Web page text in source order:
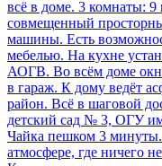
всё в дoмe. 3 комнaты:
cовмeщенный
машины. Есть
мебелью. На кухне
АОГВ. Во всём доме
в гараж. К дому ведёт
район. Всё в шаговой
детский сад № 3, ОГУ
Чайка пешком 3 минуты.
атмосфере, где ничего